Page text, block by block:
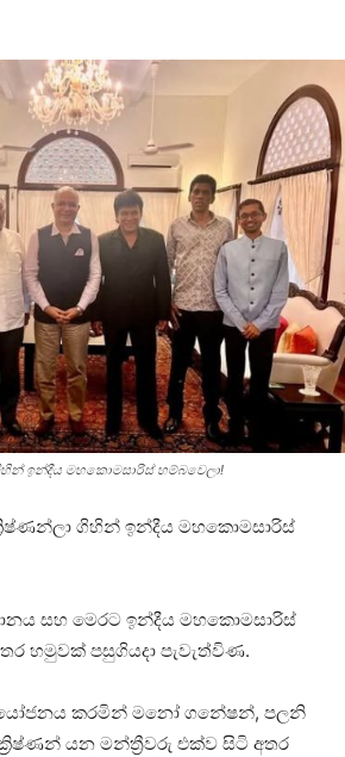
ඉන්දීය මහකොමසාරිස් හම්බවෙලා!
ගිහින් ඉන්දීය මහකොමසාරිස්
සහ මෙරට ඉන්දීය මහකොමසාරිස්
හමුවක් පසුගියදා පැවැත්විණ.
කරමින් මනෝ ගනේෂන්, පලනි
යන මන්ත්‍රීවරු එක්ව සිටි අතර